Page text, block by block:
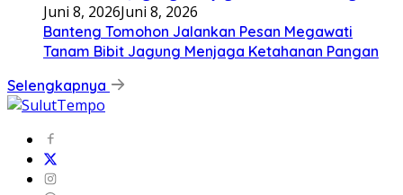
Juni 8, 2026Juni 8, 2026
Banteng Tomohon Jalankan Pesan Megawati
Tanam Bibit Jagung Menjaga Ketahanan Pangan
Selengkapnya